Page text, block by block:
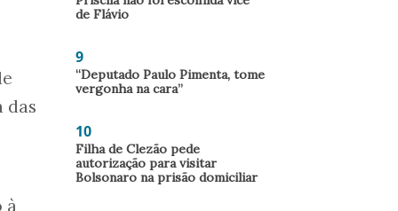
das
à
de Flávio
9
“Deputado Paulo Pimenta, tome
vergonha na cara”
10
Filha de Clezão pede
autorização para visitar
Bolsonaro na prisão domiciliar